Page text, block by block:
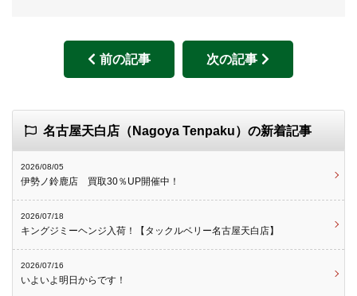
前の記事 次の記事
名古屋天白店（Nagoya Tenpaku）の新着記事
2026/08/05
伊勢ノ鈴鹿店 買取30％UP開催中！
2026/07/18
キングジミーヘンジ入荷！【タックルベリー名古屋天白店】
2026/07/16
いよいよ明日からです！